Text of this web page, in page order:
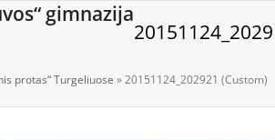
gimnazija
20151124_2029
protas“ Turgeliuose »20151124_202921 (Custom)